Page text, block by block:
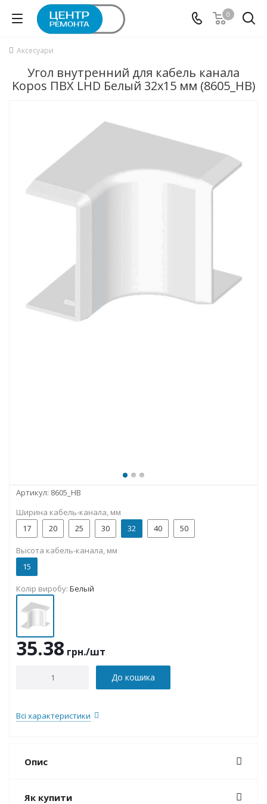
0
Аксесуари
Угол внутренний для кабель канала
Kopos ПВХ LHD Белый 32х15 мм (8605_HB)
Артикул: 8605_HB
Ширина кабель-канала, мм
17
20 25 30 32 40 50
Высота кабель-канала, мм
15
Колір виробу: Белый
35.38 грн./шт
До кошика
Всі характеристики
Опис
Як купити